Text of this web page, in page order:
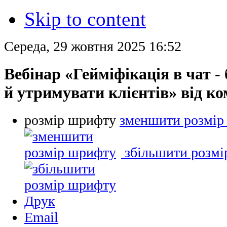
Skip to content
Середа, 29 жовтня 2025 16:52
Вебінар «Гейміфікація в чат
й утримувати клієнтів» від
розмір шрифту зменшити
збільшити
Друк
Email